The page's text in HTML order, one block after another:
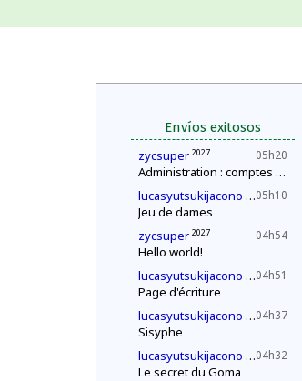
Envíos exitosos
05h20
zycsuper 2027
Administration : comptes annuels
05h10
lucasyutsukijacono 2030
Jeu de dames
04h54
zycsuper 2027
Hello world!
04h51
lucasyutsukijacono 2030
Page d'écriture
04h37
lucasyutsukijacono 2030
Sisyphe
04h32
lucasyutsukijacono 2030
Le secret du Goma